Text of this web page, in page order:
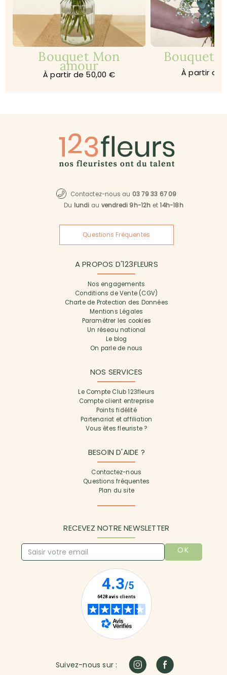
Bouquet Mon
amour
À partir de 50,00 €
Bouquet
À partir de
Contactez-nous au 03 79 33 67 09
Du lundi au vendredi 9h-12h et14h-18h
Questions Fréquentes
A PROPOS D'123FLEURS
Nos engagements
Conditions de Vente (CGV)
Charte de Protection des Données
Mentions Légales
Paramétrer les cookies
Un réseau national
Le blog
On parle de nous
NOS SERVICES
Le Compte Club 123fleurs
Compte client entreprise
Points fidélité
Partenariat et affiliation
Vous êtes fleuriste ?
BESOIN D'AIDE ?
Contactez-nous
Questions fréquentes
Plan du site
RECEVEZ NOTRE NEWSLETTER
OK
Suivez-nous sur :